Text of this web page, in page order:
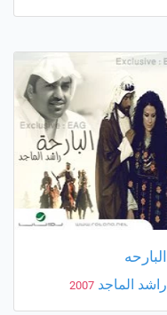
البارحه
راشد الماجد 2007